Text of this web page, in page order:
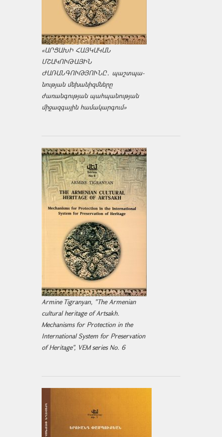
«ԱՐՑԱԽԻ ՀԱՅԿԱԿԱՆ
ՄՇԱԿՈՒԹԱՅԻՆ
ԺԱՌԱՆԳՈՒԹՅՈՒՆԸ․ պաշտպա­
նության մեխանիզմները
ժառանգության պահպանության
միջազ­գային համակարգում»
Armine Tigranyan, "The Armenian
cultural heritage of Artsakh.
Mechanisms for Protection in the
International System for Preservation
of Heritage", VEM series No. 6